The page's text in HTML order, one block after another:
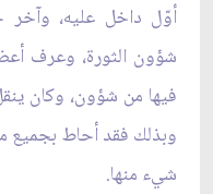
أوّل داخل عليه،
شؤون الثورة، وعرف
فيها من شؤون، وكان
وبذلك فقد أحاط بجميع
شيء منها.